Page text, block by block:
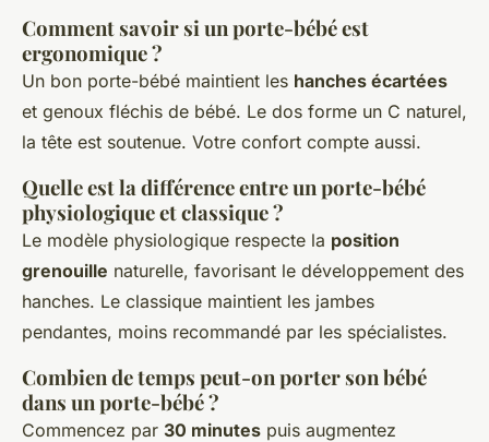
Comment savoir si un porte-bébé est
ergonomique ?
Un bon porte-bébé maintient les hanches écartées
et genoux fléchis de bébé. Le dos forme un C naturel,
la tête est soutenue. Votre confort compte aussi.
Quelle est la différence entre un porte-bébé
physiologique et classique ?
Le modèle physiologique respecte la position
grenouille naturelle, favorisant le développement des
hanches. Le classique maintient les jambes
pendantes, moins recommandé par les spécialistes.
Combien de temps peut-on porter son bébé
dans un porte-bébé ?
Commencez par 30 minutes puis augmentez